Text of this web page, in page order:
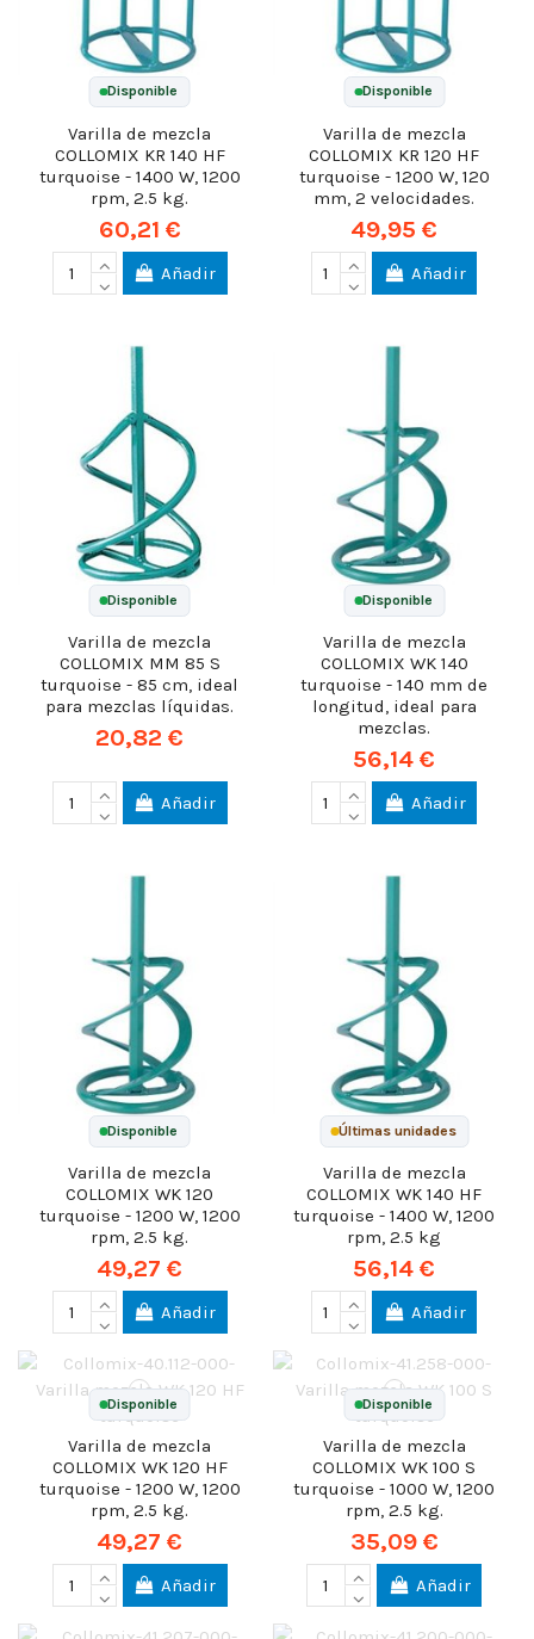
Disponible
Varilla de mezcla
COLLOMIX KR 140 HF
turquoise - 1400 W, 1200
rpm, 2.5 kg.
60,21 €
Añadir
Disponible
Varilla de mezcla
COLLOMIX KR 120 HF
turquoise - 1200 W, 120
mm, 2 velocidades.
49,95 €
Añadir
Disponible
Varilla de mezcla
COLLOMIX MM 85 S
turquoise - 85 cm, ideal
para mezclas líquidas.
20,82 €
Añadir
Disponible
Varilla de mezcla
COLLOMIX WK 140
turquoise - 140 mm de
longitud, ideal para
mezclas.
56,14 €
Añadir
Disponible
Varilla de mezcla
COLLOMIX WK 120
turquoise - 1200 W, 1200
rpm, 2.5 kg.
49,27 €
Añadir
Últimas unidades
Varilla de mezcla
COLLOMIX WK 140 HF
turquoise - 1400 W, 1200
rpm, 2.5 kg
56,14 €
Añadir
Disponible
Varilla de mezcla
COLLOMIX WK 120 HF
turquoise - 1200 W, 1200
rpm, 2.5 kg.
49,27 €
Añadir
Disponible
Varilla de mezcla
COLLOMIX WK 100 S
turquoise - 1000 W, 1200
rpm, 2.5 kg.
35,09 €
Añadir